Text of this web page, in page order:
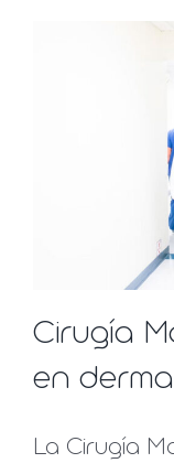
Cirugía
en
La Cirugía